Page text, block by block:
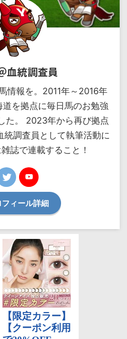
血統調査員
情報を。2011年～2016年
道を拠点に毎日馬のお勉強
た。 2023年から再び拠点
統調査員として執筆活動に
誌で連載すること！
フィール詳細